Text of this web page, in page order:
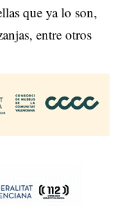
que ya lo son,
entre otros